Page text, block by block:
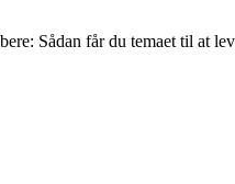
Sådan får du temaet til at